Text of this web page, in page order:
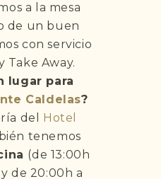
a la mesa
de un buen
con servicio
Take Away.
lugar para
Caldelas?
del Hotel
tenemos
(de 13:00h
y de 20:00h a